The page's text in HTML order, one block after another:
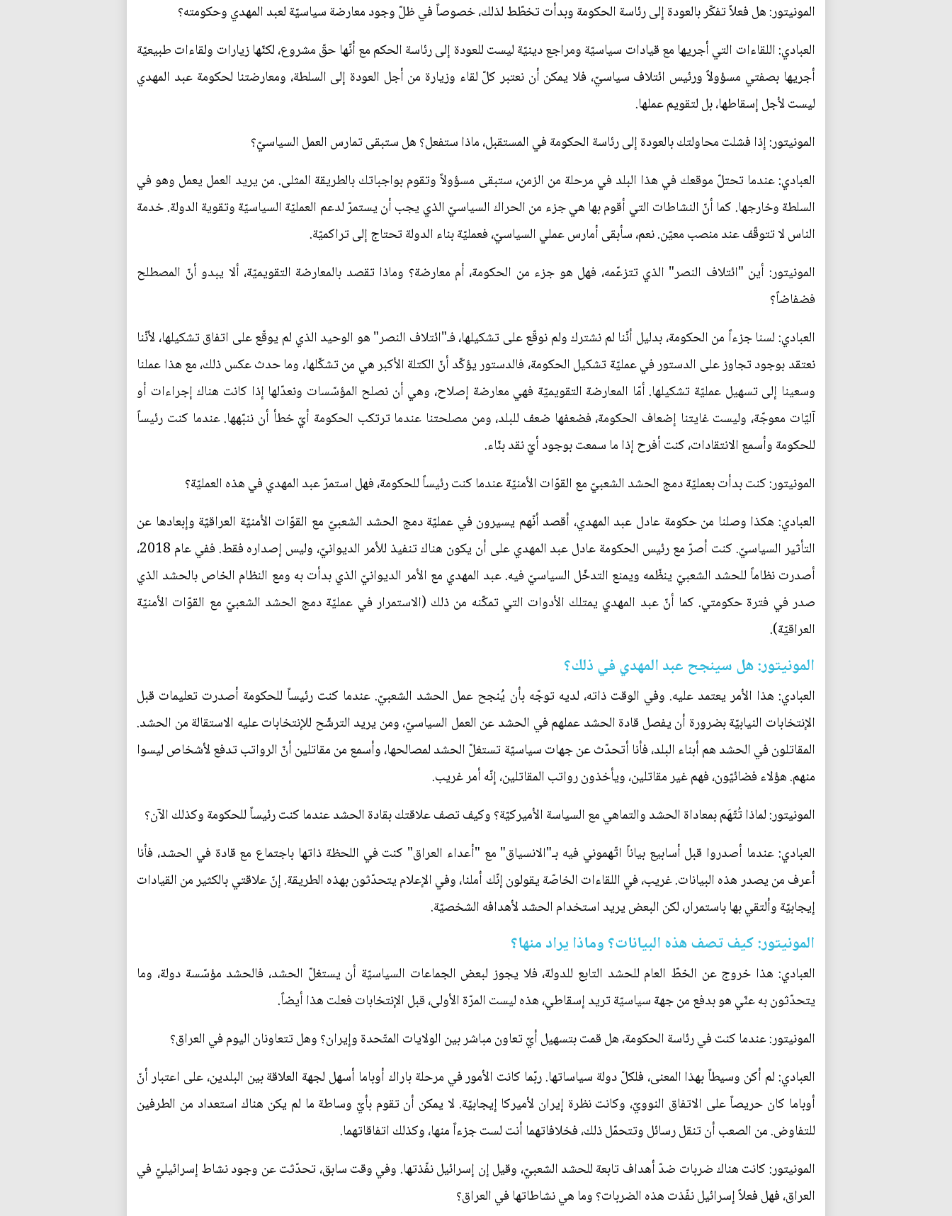
المونيتور: هل فعلاً تفكّر بالعودة إلى رئاسة الحكومة وبدأت تخطّط لذلك، خصوصاً في ظلّ وجود معارضة سياسيّة لعبد المهدي وحكومته؟
العبادي: اللقاءات التي أجريها مع قيادات سياسيّة ومراجع دينيّة ليست للعودة إلى رئاسة الحكم مع أنّها حقّ مشروع، لكنّها زيارات ولقاءات طبيعيّة
أجريها بصفتي مسؤولاً ورئيس ائتلاف سياسيّ، فلا يمكن أن نعتبر كلّ لقاء وزيارة من أجل العودة إلى السلطة، ومعارضتنا لحكومة عبد المهدي
ليست لأجل إسقاطها، بل لتقويم عملها.
المونيتور: إذا فشلت محاولتك بالعودة إلى رئاسة الحكومة في المستقبل، ماذا ستفعل؟ هل ستبقى تمارس العمل السياسيّ؟
العبادي: عندما تحتلّ موقعك في هذا البلد في مرحلة من الزمن، ستبقى مسؤولاً وتقوم بواجباتك بالطريقة المثلى. من يريد العمل يعمل وهو في
السلطة وخارجها. كما أنّ النشاطات التي أقوم بها هي جزء من الحراك السياسيّ الذي يجب أن يستمرّ لدعم العمليّة السياسيّة وتقوية الدولة. خدمة
الناس لا تتوقّف عند منصب معيّن. نعم، سأبقى أمارس عملي السياسيّ، فعمليّة بناء الدولة تحتاج إلى تراكميّة.
المونيتور: أين "ائتلاف النصر" الذي تتزعّمه، فهل هو جزء من الحكومة، أم معارضة؟ وماذا تقصد بالمعارضة التقويميّة، ألا يبدو أنّ المصطلح
فضفاضاً؟
العبادي: لسنا جزءاً من الحكومة، بدليل أنّنا لم نشترك ولم نوقّع على تشكيلها، فـ"ائتلاف النصر" هو الوحيد الذي لم يوقّع على اتفاق تشكيلها، لأنّنا
نعتقد بوجود تجاوز على الدستور في عمليّة تشكيل الحكومة، فالدستور يؤكّد أنّ الكتلة الأكبر هي من تشكّلها، وما حدث عكس ذلك، مع هذا عملنا
وسعينا إلى تسهيل عمليّة تشكيلها. أمّا المعارضة التقويميّة فهي معارضة إصلاح، وهي أن نصلح المؤسّسات ونعدّلها إذا كانت هناك إجراءات أو
آليّات معوجّة، وليست غايتنا إضعاف الحكومة، فضعفها ضعف للبلد، ومن مصلحتنا عندما ترتكب الحكومة أيّ خطأ أن ننبّهها. عندما كنت رئيساً
للحكومة وأسمع الانتقادات، كنت أفرح إذا ما سمعت بوجود أيّ نقد بنّاء.
المونيتور: كنت بدأت بعمليّة دمج الحشد الشعبيّ مع القوّات الأمنيّة عندما كنت رئيساً للحكومة، فهل استمرّ عبد المهدي في هذه العمليّة؟
العبادي: هكذا وصلنا من حكومة عادل عبد المهدي، أقصد أنّهم يسيرون في عمليّة دمج الحشد الشعبيّ مع القوّات الأمنيّة العراقيّة وإبعادها عن
التأثير السياسيّ. كنت أصرّ مع رئيس الحكومة عادل عبد المهدي على أن يكون هناك تنفيذ للأمر الديوانيّ، وليس إصداره فقط. ففي عام 2018،
أصدرت نظاماً للحشد الشعبيّ ينظّمه ويمنع التدخّل السياسيّ فيه. عبد المهدي مع الأمر الديوانيّ الذي بدأت به ومع النظام الخاص بالحشد الذي
صدر في فترة حكومتي. كما أنّ عبد المهدي يمتلك الأدوات التي تمكّنه من ذلك (الاستمرار في عمليّة دمج الحشد الشعبيّ مع القوّات الأمنيّة
العراقيّة).
المونيتور: هل سينجح عبد المهدي في ذلك؟
العبادي: هذا الأمر يعتمد عليه. وفي الوقت ذاته، لديه توجّه بأن يُنجح عمل الحشد الشعبيّ. عندما كنت رئيساً للحكومة أصدرت تعليمات قبل
الإنتخابات النيابيّة بضرورة أن يفصل قادة الحشد عملهم في الحشد عن العمل السياسيّ، ومن يريد الترشّح للإنتخابات عليه الاستقالة من الحشد.
المقاتلون في الحشد هم أبناء البلد، فأنا أتحدّث عن جهات سياسيّة تستغلّ الحشد لمصالحها، وأسمع من مقاتلين أنّ الرواتب تدفع لأشخاص ليسوا
منهم. هؤلاء فضائيّون، فهم غير مقاتلين، ويأخذون رواتب المقاتلين، إنّه أمر غريب.
المونيتور: لماذا تُتّهَم بمعاداة الحشد والتماهي مع السياسة الأميركيّة؟ وكيف تصف علاقتك بقادة الحشد عندما كنت رئيساً للحكومة وكذلك الآن؟
العبادي: عندما أصدروا قبل أسابيع بياناً اتّهموني فيه بـ"الانسياق" مع "أعداء العراق" كنت في اللحظة ذاتها باجتماع مع قادة في الحشد، فأنا
أعرف من يصدر هذه البيانات. غريب، في اللقاءات الخاصّة يقولون إنّك أملنا، وفي الإعلام يتحدّثون بهذه الطريقة. إنّ علاقتي بالكثير من القيادات
إيجابيّة وألتقي بها باستمرار، لكن البعض يريد استخدام الحشد لأهدافه الشخصيّة.
المونيتور: كيف تصف هذه البيانات؟ وماذا يراد منها؟
العبادي: هذا خروج عن الخطّ العام للحشد التابع للدولة، فلا يجوز لبعض الجماعات السياسيّة أن يستغلّ الحشد، فالحشد مؤسّسة دولة، وما
يتحدّثون به عنّي هو بدفع من جهة سياسيّة تريد إسقاطي، هذه ليست المرّة الأولى، قبل الإنتخابات فعلت هذا أيضاً.
المونيتور: عندما كنت في رئاسة الحكومة، هل قمت بتسهيل أيّ تعاون مباشر بين الولايات المتّحدة وإيران؟ وهل تتعاونان اليوم في العراق؟
العبادي: لم أكن وسيطاً بهذا المعنى، فلكلّ دولة سياساتها. ربّما كانت الأمور في مرحلة باراك أوباما أسهل لجهة العلاقة بين البلدين، على اعتبار أنّ
أوباما كان حريصاً على الاتفاق النوويّ، وكانت نظرة إيران لأميركا إيجابيّة. لا يمكن أن تقوم بأيّ وساطة ما لم يكن هناك استعداد من الطرفين
للتفاوض. من الصعب أن تنقل رسائل وتتحمّل ذلك، فخلافاتهما أنت لست جزءاً منها، وكذلك اتفاقاتهما.
المونيتور: كانت هناك ضربات ضدّ أهداف تابعة للحشد الشعبيّ، وقيل إن إسرائيل نفّذتها. وفي وقت سابق، تحدّثت عن وجود نشاط إسرائيليّ في
العراق، فهل فعلاً إسرائيل نفّذت هذه الضربات؟ وما هي نشاطاتها في العراق؟